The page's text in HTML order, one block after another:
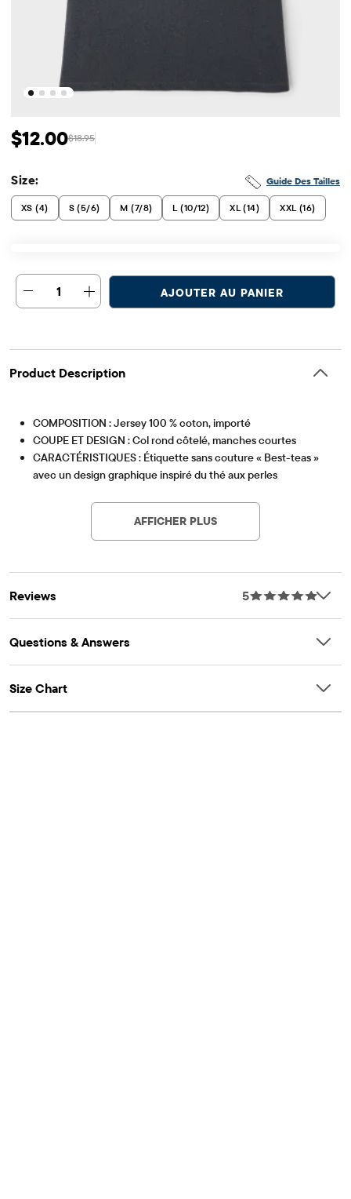
Prix ​​de vente: $12
$12.00 Prix ​​d'origine: $18.95
$18.95
Guide Des Tailles
Size:
XS (4) S (5/6) M (7/8) L (10/12) XL (14) XXL (16)
1 AJOUTER AU PANIER
Product Description
COMPOSITION : Jersey 100 % coton, importé
COUPE ET DESIGN : Col rond côtelé, manches courtes
CARACTÉRISTIQUES : Étiquette sans couture « Best-teas »
avec un design graphique inspiré du thé aux perles
AFFICHER PLUS
Reviews 5
Questions & Answers
Size Chart